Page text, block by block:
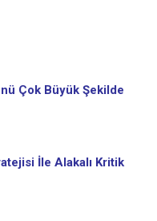
Çok Büyük Şekilde
İle Alakalı Kritik